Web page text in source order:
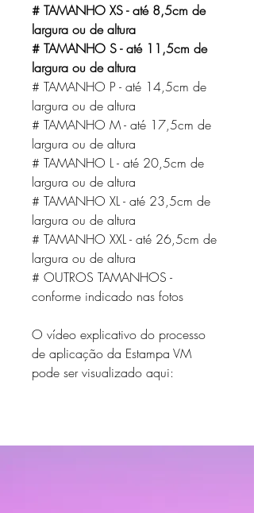
# TAMANHO XS - até 8,5cm de
largura ou de altura
# TAMANHO S - até 11,5cm de
largura ou de altura
# TAMANHO P - até 14,5cm de
largura ou de altura
# TAMANHO M - até 17,5cm de
largura ou de altura
# TAMANHO L - até 20,5cm de
largura ou de altura
# TAMANHO XL - até 23,5cm de
largura ou de altura
# TAMANHO XXL - até 26,5cm de
largura ou de altura
# OUTROS TAMANHOS -
conforme indicado nas fotos
O vídeo explicativo do processo
de aplicação da Estampa VM
pode ser visualizado aqui: